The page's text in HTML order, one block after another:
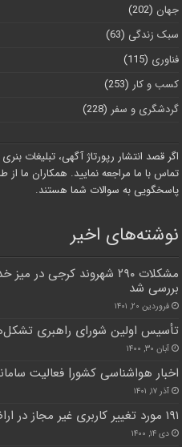
جهان (202)
سبک زندگی (63)
فناوری (115)
کسب و کار (253)
گردشگری و سفر (228)
اگر قصد انتشار رپورتاژ آگهی، تبلیغات
تماس با ما مراجعه نمایید. همکاران ما
پاسخگویی به سوالات شما هستند.
نوشته‌های اخیر
مشکلات ۲۹۰ شهروند کرجی
بررسی شد
فروردین ۲۰, ۱۴۰۱
تأسیس اولین شورای راهبری
آبان ۳۰, ۱۴۰۰
اخبار هواشناسی کشور| فعالیت
آذر ۱۷, ۱۴۰۱
۱۹۱ مورد تغییر کاربری غیر مجاز در اراضی کشاورزی کرج رفع اثر شد
دی ۱۴, ۱۴۰۰